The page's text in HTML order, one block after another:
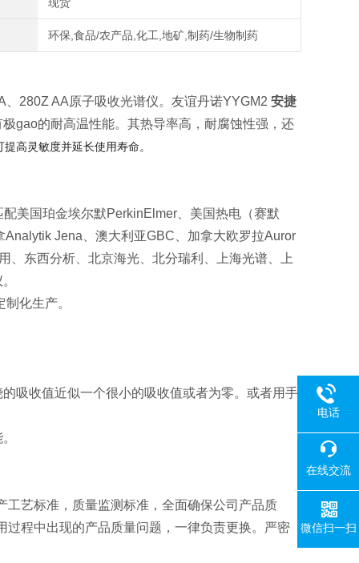
环保,食品/农产品,化工,地矿,制药/生物制药
280Z AA原子吸收光谱仪。友谊丹诺YYGM2 安捷
gao的耐高温性能。其热导率高，耐腐蚀性强，还
高灵敏度并延长使用寿命。
美国珀金埃尔默PerkinElmer、美国热电（赛默
Jena、澳大利亚GBC、加拿大欧罗拉Auror
、东西分析、北京海光、北分瑞利、上海光谱、上
化生产。
吸收值近似一个很小的吸收值或者为零。或者用手
艺标准，质量监测标准，全面确保公司产品质
程中出现的产品质量问题，一律负责更换。严密
电话
在线交流
微信扫一扫